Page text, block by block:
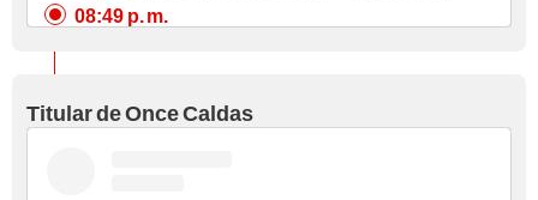
08:49 p. m.
Titular de Once Caldas